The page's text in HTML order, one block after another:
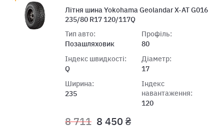
Літня шина Yokohama Geolandar X-AT G016
235/80 R17 120/117Q
Тип авто:
Позашляховик
Індекс швидкості:
Q
Ширина:
235
Профіль:
80
Діаметр:
17
Індекс
навантаження:
120
8 711 8 450 ₴